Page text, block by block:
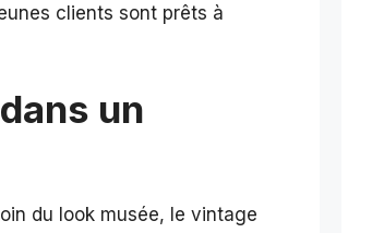
clients sont prêts à
un
du look musée, le vintage